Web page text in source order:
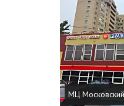
МЦ Московский